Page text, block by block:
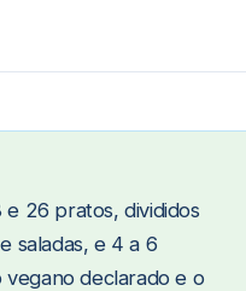
26 pratos, divididos
saladas, e 4 a 6
vegano declarado e o